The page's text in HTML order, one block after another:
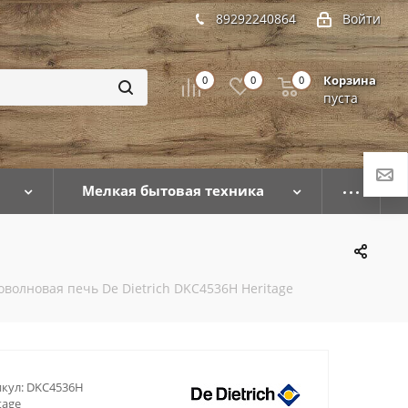
Войти
89292240864
0 0 Корзина
пуста
0
Мелкая бытовая техника
печь De Dietrich DKC4536H Heritage
DKC4536H